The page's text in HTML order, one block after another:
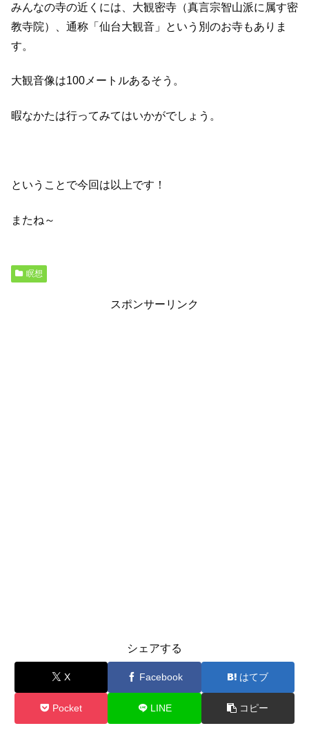
みんなの寺の近くには、大観密寺（真言宗智山派に属す密
教寺院）、通称「仙台大観音」という別のお寺もありま
す。
大観音像は100メートルあるそう。
暇なかたは行ってみてはいかがでしょう。
ということで今回は以上です！
またね～
瞑想
スポンサーリンク
シェアする
X Facebook はてブ
Pocket LINE コピー